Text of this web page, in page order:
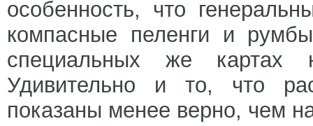
особенность, что
компасные пеленги и
специальных же картах
Удивительно и то, что
показаны менее верно, чем